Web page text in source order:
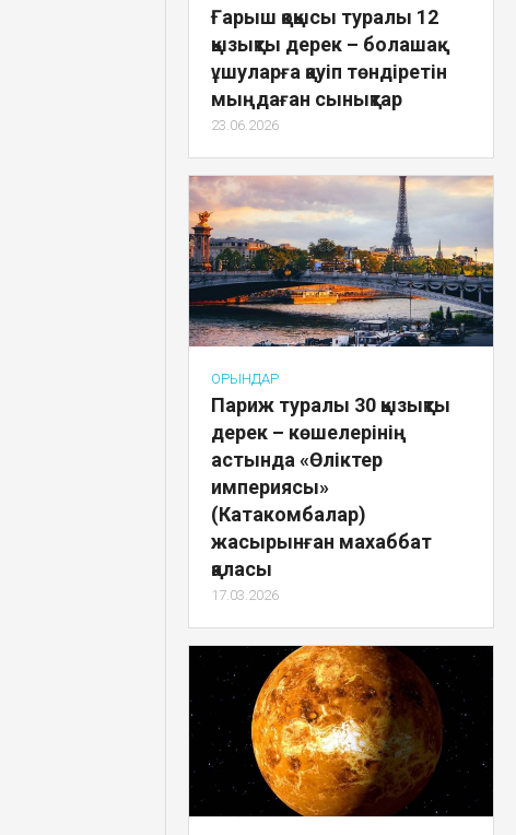
Ғарыш қоқысы туралы 12
қызықты дерек – болашақ
ұшуларға қауіп төндіретін
мыңдаған сынықтар
23.06.2026
ОРЫНДАР
Париж туралы 30 қызықты
дерек – көшелерінің
астында «Өліктер
империясы»
(Катакомбалар)
жасырынған махаббат
қаласы
17.03.2026